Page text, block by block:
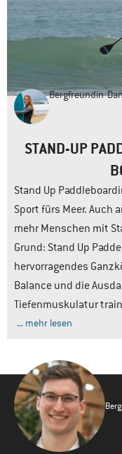
Bergfreundin
STAND-UP
Stand Up
Sport fürs Meer. Auch
mehr Menschen mit
Grund: Stand Up
hervorragendes
Balance und die
Tiefenmuskulatur
... mehr lesen